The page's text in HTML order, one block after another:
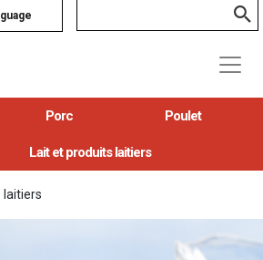
Porc Poulet
Lait et produits laitiers
laitiers